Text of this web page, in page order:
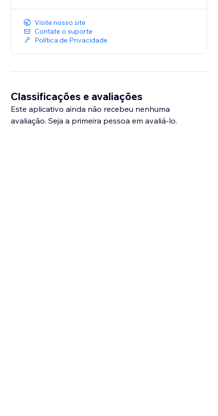
Visite nosso site
Contate o suporte
Política de Privacidade
Classificações e avaliações
Este aplicativo ainda não recebeu nenhuma
avaliação. Seja a primeira pessoa em avaliá-lo.